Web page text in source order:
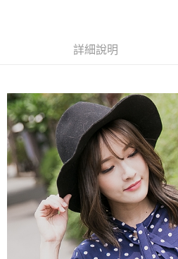
2.透過簡訊連結打開帳單後，可選擇「超
帳／街口支付／iPASS MONEY」等通路繳
1.本服務係由「台灣大哥大股份有限公司
用戶於交易時，得透過本服務購買商品或
買賣價金債權讓與本公司後，依約使用本
2.基於同意付款使用「大哥付你分期」之
資料（包含姓名、電話或地址）提供予台
由本公司與您本人進行分期帳單所需資料
3.完整用戶服務條款，請詳閱以下連結：
結帳頁面，進行簡訊認證並確認金額後，
※ 請注意：結帳手續完成當下不需立刻繳
購買商品的店家。未經商家同意取消之訂
後付繳納相關費用。
※ 交易是否成功請以「AFTEE先享後付 」
是否繳費成功／繳費後需取消欲退款等相
客戶支援中心」
https://
【注意事項】
１．透過由恩沛科技股份有限公司提供之
易，需依本服務之必要範圍內提供個人資
權轉讓予恩沛科技股份有限公司。
２．關於個人資料處理事宜，請瀏覽以下
https://aftee.tw/terms/#terms3
付款後全家取貨
7-11取貨付款
每筆NT$70，滿NT$799(含以上)免運費
付款後7-11取貨
每筆NT$70，滿NT$699(含以上)免運費
宅配
每筆NT$100，滿NT$1,000(含以上)
詳細說明